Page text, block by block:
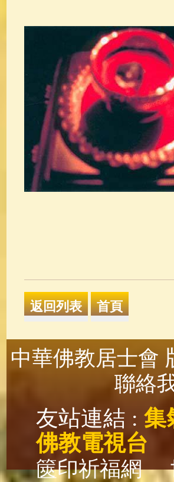
中華佛教居士會
聯絡
友站連結 : 集
佛教電視台
篋印祈福網